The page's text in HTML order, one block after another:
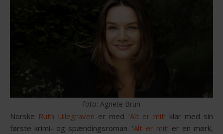
foto: Agnete Brun
Norske Ruth Lillegraven er med ‘Alt er mit‘ klar med sin
første krimi- og spændingsroman. ‘Alt er mit‘ er en mørk,